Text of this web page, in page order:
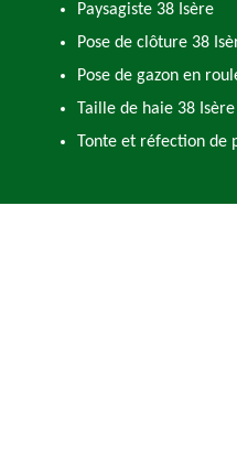
Paysagiste 38 Isère
Pose de clôture 38
Pose de gazon en
Taille de haie 38 Isère
Tonte et réfection de